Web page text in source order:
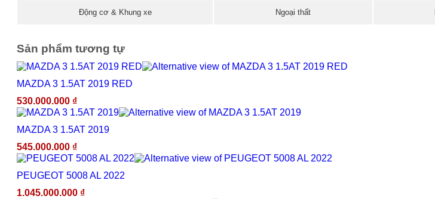
Động cơ & Khung xe Ngoại thất
Sản phẩm tương tự
MAZDA 3 1.5AT 2019 RED
530.000.000 ₫
MAZDA 3 1.5AT 2019
545.000.000 ₫
PEUGEOT 5008 AL 2022
1.045.000.000 ₫